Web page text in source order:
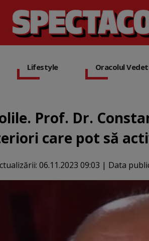
Lifestyle Oracolul
Prof. Dr.
care pot să
06.11.2023 09:03 | Data